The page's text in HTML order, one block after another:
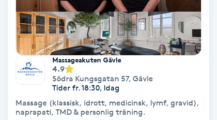
Hårförlängning
Hårvård
Hälsa
Hälsprickor
Massageakuten Gävle
4.9
Södra Kungsgatan 57, Gävle
Tider fr. 18:30, Idag
Massage (klassisk, idrott, medicinsk, lymf, gravid),
naprapati, TMD & personlig träning.